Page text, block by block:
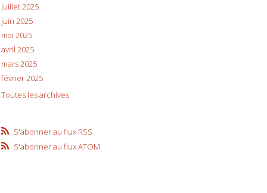
juillet 2025
juin 2025
mai 2025
avril 2025
mars 2025
février 2025
Toutes les archives
S'abonner au flux RSS
S'abonner au flux ATOM